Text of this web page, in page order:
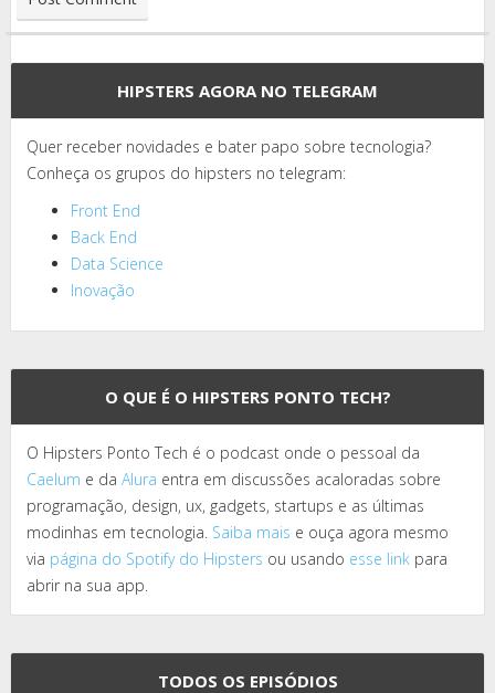
HIPSTERS AGORA NO TELEGRAM
Quer receber novidades e bater papo sobre tecnologia?
Conheça os grupos do hipsters no telegram:
Front End
Back End
Data Science
Inovação
O QUE É O HIPSTERS PONTO TECH?
O Hipsters Ponto Tech é o podcast onde o pessoal da
Caelum e da Alura entra em discussões acaloradas sobre
programação, design, ux, gadgets, startups e as últimas
modinhas em tecnologia. Saiba mais e ouça agora mesmo
via página do Spotify do Hipsters ou usando esse link para
abrir na sua app.
TODOS OS EPISÓDIOS